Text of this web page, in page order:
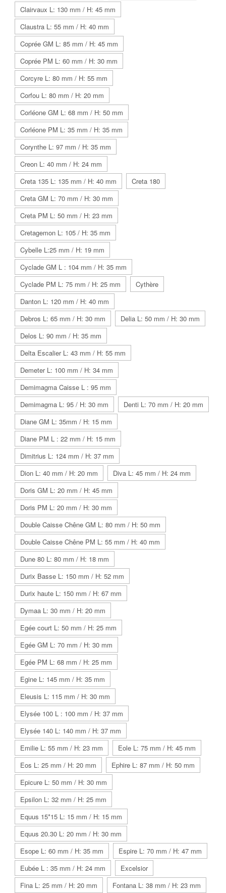
Clairvaux L: 130 mm / H: 45 mm
Claustra L: 55 mm / H: 40 mm
Coprée GM L: 85 mm / H: 45 mm
Coprée PM L: 60 mm / H: 30 mm
Corcyre L: 80 mm / H: 55 mm
Corfou L: 80 mm / H: 20 mm
Corléone GM L: 68 mm / H: 50 mm
Corléone PM L: 35 mm / H: 35 mm
Corynthe L: 97 mm / H: 35 mm
Creon L: 40 mm / H: 24 mm
Creta 135 L: 135 mm / H: 40 mm
Creta 180
Creta GM L: 70 mm / H: 30 mm
Creta PM L: 50 mm / H: 23 mm
Cretagemon L: 105 / H: 35 mm
Cybelle L:25 mm / H: 19 mm
Cyclade GM L : 104 mm / H: 35 mm
Cyclade PM L: 75 mm / H: 25 mm
Cythère
Danton L: 120 mm / H: 40 mm
Debros L: 65 mm / H: 30 mm
Delia L: 50 mm / H: 30 mm
Delos L: 90 mm / H: 35 mm
Delta Escalier L: 43 mm / H: 55 mm
Demeter L: 100 mm / H: 34 mm
Demimagma Caisse L : 95 mm
Demimagma L: 95 / H: 30 mm
Denti L: 70 mm / H: 20 mm
Diane GM L: 35mm / H: 15 mm
Diane PM L : 22 mm / H: 15 mm
Dimitrius L: 124 mm / H: 37 mm
Dion L: 40 mm / H: 20 mm
Diva L: 45 mm / H: 24 mm
Doris GM L: 20 mm / H: 45 mm
Doris PM L: 20 mm / H: 30 mm
Double Caisse Chêne GM L: 80 mm / H: 50 mm
Double Caisse Chêne PM L: 55 mm / H: 40 mm
Dune 80 L: 80 mm / H: 18 mm
Durix Basse L: 150 mm / H: 52 mm
Durix haute L: 150 mm / H: 67 mm
Dymaa L: 30 mm / H: 20 mm
Egée court L: 50 mm / H: 25 mm
Egée GM L: 70 mm / H: 30 mm
Egée PM L: 68 mm / H: 25 mm
Egine L: 145 mm / H: 35 mm
Eleusis L: 115 mm / H: 30 mm
Elysée 100 L : 100 mm / H: 37 mm
Elysée 140 L: 140 mm / H: 37 mm
Emilie L: 55 mm / H: 23 mm
Eole L: 75 mm / H: 45 mm
Eos L: 25 mm / H: 20 mm
Ephire L: 87 mm / H: 50 mm
Epicure L: 50 mm / H: 30 mm
Epsilon L: 32 mm / H: 25 mm
Equus 15*15 L: 15 mm / H: 15 mm
Equus 20.30 L: 20 mm / H: 30 mm
Esope L: 60 mm / H: 35 mm
Espire L: 70 mm / H: 47 mm
Eubée L : 35 mm / H: 24 mm
Excelsior
Fina L: 25 mm / H: 20 mm
Fontana L: 38 mm / H: 23 mm